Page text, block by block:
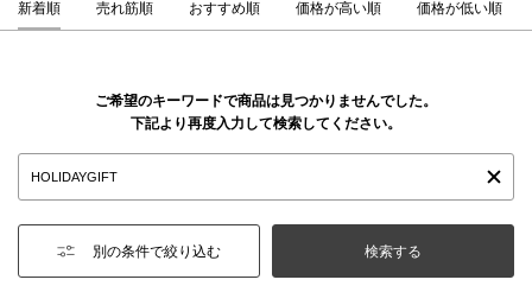
新着順 売れ筋順 おすすめ順 価格が高い順 価格が低い順
ご希望のキーワードで商品は見つかりませんでした。
下記より再度入力して検索してください。
別の条件で絞り込む